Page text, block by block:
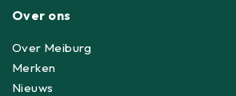
Over ons
Over Meiburg
Merken
Nieuws